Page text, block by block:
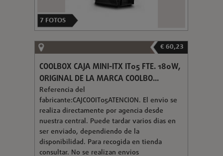
7 FOTOS
€ 60,23
COOLBOX CAJA MINI-ITX IT05 FTE. 180W,
ORIGINAL DE LA MARCA COOLBO...
Referencia del
fabricante:CAJCOOIT05ATENCION. El envio se
realiza directamente por agencia desde
nuestra central. Puede tardar varios dias en
ser enviado, dependiendo de la
disponibilidad. Para recogida en tienda
consultar. No se realizan envios